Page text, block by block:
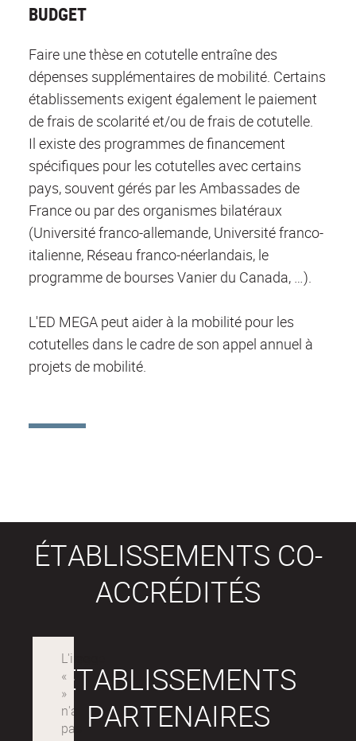
BUDGET
Faire une thèse en cotutelle entraîne des
dépenses supplémentaires de mobilité. Certains
établissements exigent également le paiement
de frais de scolarité et/ou de frais de cotutelle.
Il existe des programmes de financement
spécifiques pour les cotutelles avec certains
pays, souvent gérés par les Ambassades de
France ou par des organismes bilatéraux
(Université franco-allemande, Université franco-
italienne, Réseau franco-néerlandais, le
programme de bourses Vanier du Canada, …).
L'ED MEGA peut aider à la mobilité pour les
cotutelles dans le cadre de son appel annuel à
projets de mobilité.
ÉTABLISSEMENTS CO-
ACCRÉDITÉS
ÉTABLISSEMENTS
PARTENAIRES